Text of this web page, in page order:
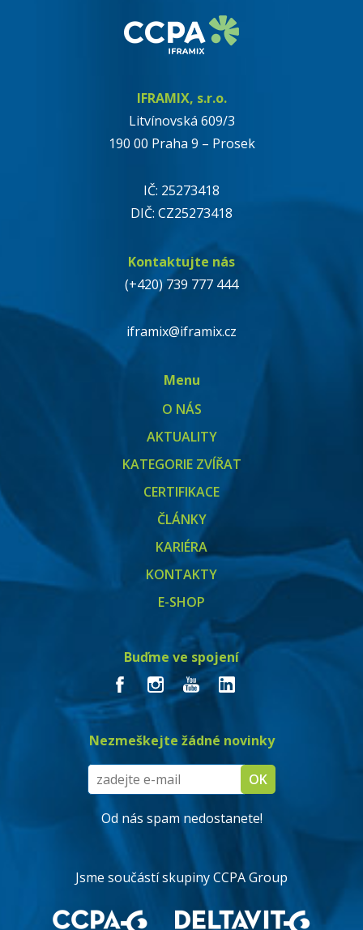
IFRAMIX, s.r.o.
Litvínovská 609/3
190 00 Praha 9 – Prosek
IČ: 25273418
DIČ: CZ25273418
Kontaktujte nás
(+420) 739 777 444
iframix@iframix.cz
Menu
O NÁS
AKTUALITY
KATEGORIE ZVÍŘAT
CERTIFIKACE
ČLÁNKY
KARIÉRA
KONTAKTY
E-SHOP
Buďme ve spojení
Nezmeškejte žádné novinky
Od nás spam nedostanete!
Jsme součástí skupiny CCPA Group